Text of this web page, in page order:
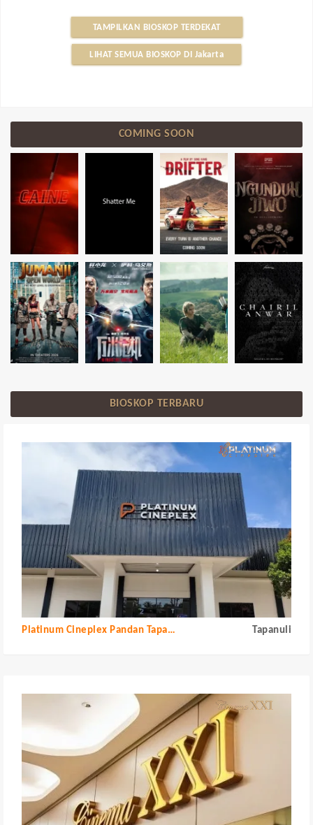
TAMPILKAN BIOSKOP TERDEKAT
LIHAT SEMUA BIOSKOP DI Jakarta
COMING SOON
BIOSKOP TERBARU
Platinum Cineplex Pandan Tapanuli Tengah Tapanuli